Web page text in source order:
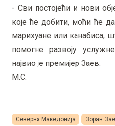
- Сви постојећи и нови
које ће добити, моћи ће
марихуане или канабиса,
помогне развоју
највио је премијер Заев.
М.С.
Северна Македонија Зоран